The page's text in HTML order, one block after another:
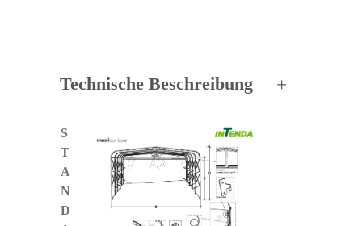
Technische Beschreibung
S
T
A
N
D